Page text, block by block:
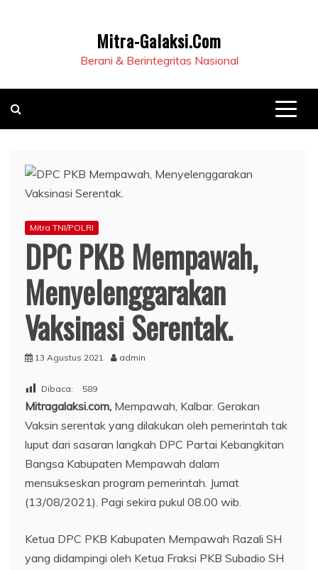
Mitra-Galaksi.Com
Berani & Berintegritas Nasional
Mitra TNI/POLRI
DPC PKB Mempawah,
Menyelenggarakan
Vaksinasi Serentak.
13 Agustus 2021 admin
Dibaca: 589
Mitragalaksi.com, Mempawah, Kalbar. Gerakan
Vaksin serentak yang dilakukan oleh pemerintah tak
luput dari sasaran langkah DPC Partai Kebangkitan
Bangsa Kabupaten Mempawah dalam
mensukseskan program pemerintah. Jumat
(13/08/2021). Pagi sekira pukul 08.00 wib.
Ketua DPC PKB Kabupaten Mempawah Razali SH
yang didampingi oleh Ketua Fraksi PKB Subadio SH